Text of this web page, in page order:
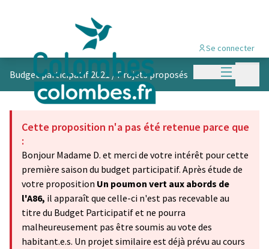
Menu
Se connecter
Budget participatif 2021 /Projets proposés
Cette proposition n'a pas été retenue parce que
:
Bonjour Madame D. et merci de votre intérêt pour cette
première saison du budget participatif. Après étude de
votre proposition Un poumon vert aux abords de
l'A86, il apparaît que celle-ci n'est pas recevable au
titre du Budget Participatif et ne pourra
malheureusement pas être soumis au vote des
habitant.e.s. Un projet similaire est déjà prévu au cours